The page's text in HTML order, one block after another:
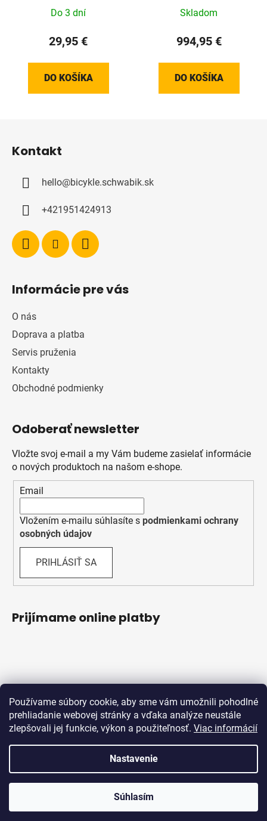
Používame súbory cookie, aby sme vám umožnili pohodlné
prehliadanie webovej stránky a vďaka analýze neustále
zlepšovali jej funkcie, výkon a použiteľnosť. Viac informácií
Nastavenie
Súhlasím
Do 3 dní
29,95 €
DO KOŠÍKA
Skladom
994,95 €
DO KOŠÍKA
Kontakt
hello@bicykle.schwabik.sk
+421951424913
Informácie pre vás
O nás
Doprava a platba
Servis pruženia
Kontakty
Obchodné podmienky
Odoberať newsletter
Vložte svoj e-mail a my Vám budeme zasielať informácie
o nových produktoch na našom e-shope.
Email
Vložením e-mailu súhlasíte s podmienkami ochrany
osobných údajov
PRIHLÁSIŤ SA
Prijímame online platby
Obchodné podmienky
Ochrana osobných údajov
Vytvoril Shoptet
Bicykle Schwabik
vyhradené.